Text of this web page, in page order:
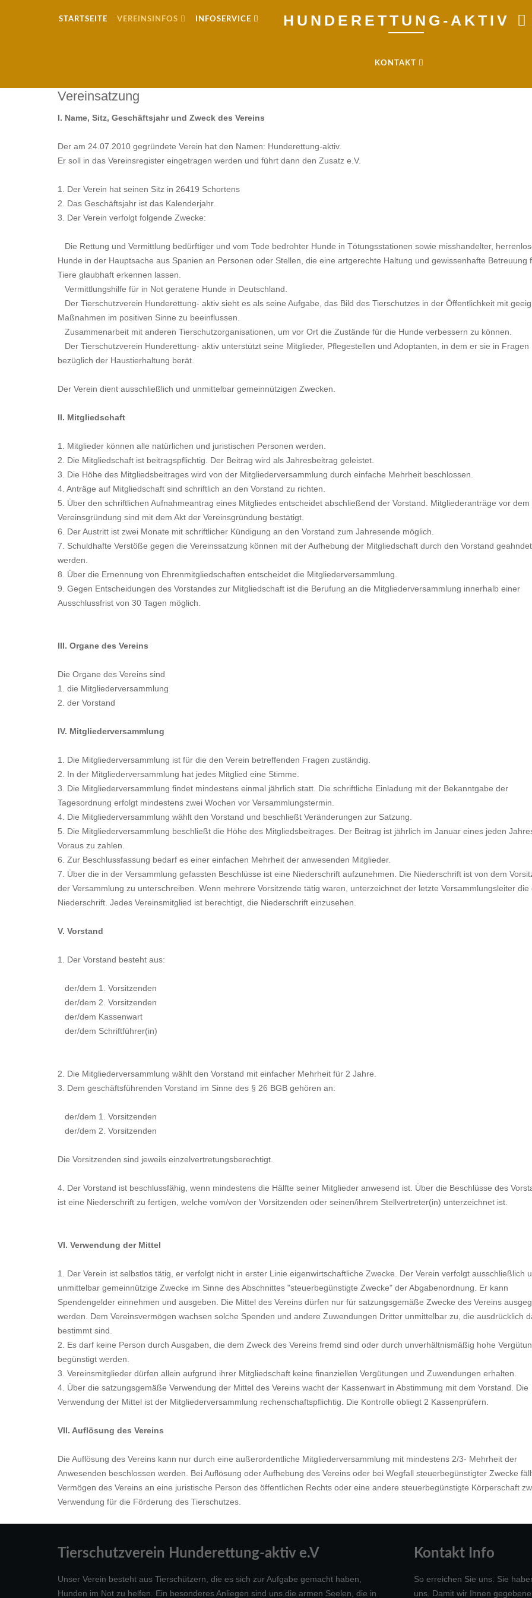
STARTSEITE VEREINSINFOS INFOSERVICE HUNDERETTUNG-AKTIV
KONTAKT
Vereinsatzung
I. Name, Sitz, Geschäftsjahr und Zweck des Vereins
Der am 24.07.2010 gegründete Verein hat den Namen: Hunderettung-aktiv.
Er soll in das Vereinsregister eingetragen werden und führt dann den Zusatz e.V.
1. Der Verein hat seinen Sitz in 26419 Schortens
2. Das Geschäftsjahr ist das Kalenderjahr.
3. Der Verein verfolgt folgende Zwecke:
Die Rettung und Vermittlung bedürftiger und vom Tode bedrohter Hunde in Tötungsstationen sowie misshandelter,
Hunde in der Hauptsache aus Spanien an Personen oder Stellen, die eine artgerechte Haltung und gewissenhafte Betreuung
Tiere glaubhaft erkennen lassen.
Vermittlungshilfe für in Not geratene Hunde in Deutschland.
Der Tierschutzverein Hunderettung- aktiv sieht es als seine Aufgabe, das Bild des Tierschutzes in der Öffentlichkeit mit
Maßnahmen im positiven Sinne zu beeinflussen.
Zusammenarbeit mit anderen Tierschutzorganisationen, um vor Ort die Zustände für die Hunde verbessern zu können.
Der Tierschutzverein Hunderettung- aktiv unterstützt seine Mitglieder, Pflegestellen und Adoptanten, in dem er sie in Fragen
bezüglich der Haustierhaltung berät.
Der Verein dient ausschließlich und unmittelbar gemeinnützigen Zwecken.
II. Mitgliedschaft
1. Mitglieder können alle natürlichen und juristischen Personen werden.
2. Die Mitgliedschaft ist beitragspflichtig. Der Beitrag wird als Jahresbeitrag geleistet.
3. Die Höhe des Mitgliedsbeitrages wird von der Mitgliederversammlung durch einfache Mehrheit beschlossen.
4. Anträge auf Mitgliedschaft sind schriftlich an den Vorstand zu richten.
5. Über den schriftlichen Aufnahmeantrag eines Mitgliedes entscheidet abschließend der Vorstand. Mitgliederanträge vor dem
Vereinsgründung sind mit dem Akt der Vereinsgründung bestätigt.
6. Der Austritt ist zwei Monate mit schriftlicher Kündigung an den Vorstand zum Jahresende möglich.
7. Schuldhafte Verstöße gegen die Vereinssatzung können mit der Aufhebung der Mitgliedschaft durch den Vorstand geahndet
werden.
8. Über die Ernennung von Ehrenmitgliedschaften entscheidet die Mitgliederversammlung.
9. Gegen Entscheidungen des Vorstandes zur Mitgliedschaft ist die Berufung an die Mitgliederversammlung innerhalb einer
Ausschlussfrist von 30 Tagen möglich.
III. Organe des Vereins
Die Organe des Vereins sind
1. die Mitgliederversammlung
2. der Vorstand
IV. Mitgliederversammlung
1. Die Mitgliederversammlung ist für die den Verein betreffenden Fragen zuständig.
2. In der Mitgliederversammlung hat jedes Mitglied eine Stimme.
3. Die Mitgliederversammlung findet mindestens einmal jährlich statt. Die schriftliche Einladung mit der Bekanntgabe der
Tagesordnung erfolgt mindestens zwei Wochen vor Versammlungstermin.
4. Die Mitgliederversammlung wählt den Vorstand und beschließt Veränderungen zur Satzung.
5. Die Mitgliederversammlung beschließt die Höhe des Mitgliedsbeitrages. Der Beitrag ist jährlich im Januar eines jeden
Voraus zu zahlen.
6. Zur Beschlussfassung bedarf es einer einfachen Mehrheit der anwesenden Mitglieder.
7. Über die in der Versammlung gefassten Beschlüsse ist eine Niederschrift aufzunehmen. Die Niederschrift ist von dem
der Versammlung zu unterschreiben. Wenn mehrere Vorsitzende tätig waren, unterzeichnet der letzte Versammlungsleiter die
Niederschrift. Jedes Vereinsmitglied ist berechtigt, die Niederschrift einzusehen.
V. Vorstand
1. Der Vorstand besteht aus:
der/dem 1. Vorsitzenden
der/dem 2. Vorsitzenden
der/dem Kassenwart
der/dem Schriftführer(in)
2. Die Mitgliederversammlung wählt den Vorstand mit einfacher Mehrheit für 2 Jahre.
3. Dem geschäftsführenden Vorstand im Sinne des § 26 BGB gehören an:
der/dem 1. Vorsitzenden
der/dem 2. Vorsitzenden
Die Vorsitzenden sind jeweils einzelvertretungsberechtigt.
4. Der Vorstand ist beschlussfähig, wenn mindestens die Hälfte seiner Mitglieder anwesend ist. Über die Beschlüsse des
ist eine Niederschrift zu fertigen, welche vom/von der Vorsitzenden oder seinen/ihrem Stellvertreter(in) unterzeichnet ist.
VI. Verwendung der Mittel
1. Der Verein ist selbstlos tätig, er verfolgt nicht in erster Linie eigenwirtschaftliche Zwecke. Der Verein verfolgt ausschließlich
unmittelbar gemeinnützige Zwecke im Sinne des Abschnittes "steuerbegünstigte Zwecke" der Abgabenordnung. Er kann
Spendengelder einnehmen und ausgeben. Die Mittel des Vereins dürfen nur für satzungsgemäße Zwecke des Vereins
werden. Dem Vereinsvermögen wachsen solche Spenden und andere Zuwendungen Dritter unmittelbar zu, die ausdrücklich
bestimmt sind.
2. Es darf keine Person durch Ausgaben, die dem Zweck des Vereins fremd sind oder durch unverhältnismäßig hohe
begünstigt werden.
3. Vereinsmitglieder dürfen allein aufgrund ihrer Mitgliedschaft keine finanziellen Vergütungen und Zuwendungen erhalten.
4. Über die satzungsgemäße Verwendung der Mittel des Vereins wacht der Kassenwart in Abstimmung mit dem Vorstand. Die
Verwendung der Mittel ist der Mitgliederversammlung rechenschaftspflichtig. Die Kontrolle obliegt 2 Kassenprüfern.
VII. Auflösung des Vereins
Die Auflösung des Vereins kann nur durch eine außerordentliche Mitgliederversammlung mit mindestens 2/3- Mehrheit der
Anwesenden beschlossen werden. Bei Auflösung oder Aufhebung des Vereins oder bei Wegfall steuerbegünstigter Zwecke
Vermögen des Vereins an eine juristische Person des öffentlichen Rechts oder eine andere steuerbegünstigte Körperschaft
Verwendung für die Förderung des Tierschutzes.
Tierschutzverein Hunderettung-aktiv e.V
Unser Verein besteht aus Tierschützern, die es sich zur Aufgabe gemacht haben,
Hunden im Not zu helfen. Ein besonderes Anliegen sind uns die armen Seelen, die in
Kontakt Info
So erreichen Sie uns. Sie
uns. Damit wir Ihnen